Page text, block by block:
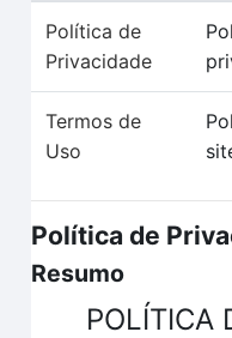
Política de
Privacidade
Termos de
Uso
Política de
Resumo
POLÍTICA